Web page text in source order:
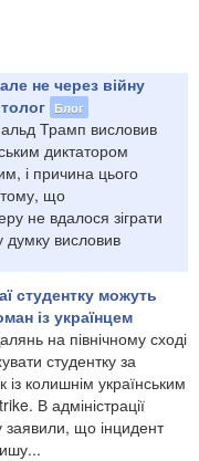
не через війну
Блог
Трамп висловив
диктатором
і причина цього
тому, що
не вдалося зіграти
думку висловив
студентку можуть
із українцем
на північному сході
студентку за
колишнім українським
В адміністрації
заявили, що інцидент